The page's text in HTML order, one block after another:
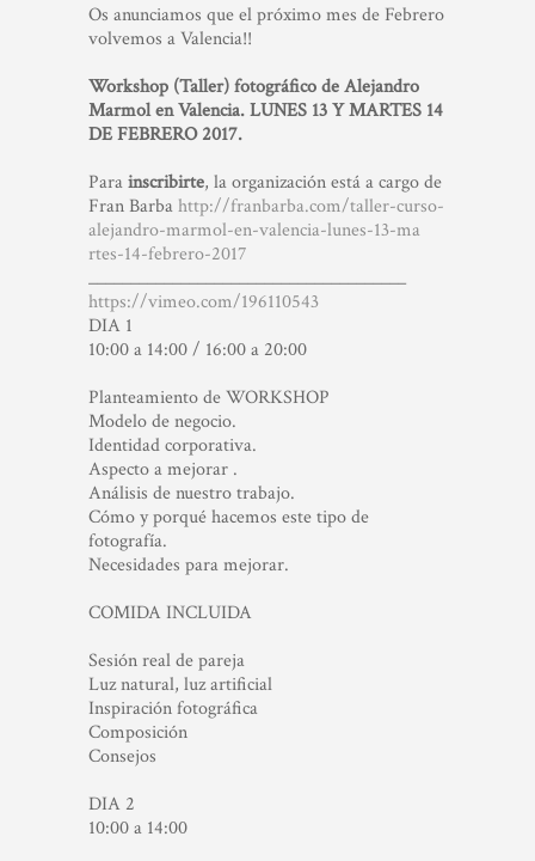
Os anunciamos que el próximo mes de Febrero
volvemos a Valencia!!
Workshop (Taller) fotográfico de Alejandro
Marmol en Valencia. LUNES 13 Y MARTES 14
DE FEBRERO 2017.
Parainscribirte, la organización está a cargo de
Fran Barbahttp://franbarba.com/taller-curso-
alejandro-marmol-en-valencia-lunes-13-ma
rtes-14-febrero-2017
______________________________________
https://vimeo.com/196110543
DIA 1
10:00 a 14:00 / 16:00 a 20:00
Planteamiento de WORKSHOP
Modelo de negocio.
Identidad corporativa.
Aspecto a mejorar .
Análisis de nuestro trabajo.
Cómo y porqué hacemos este tipo de
fotografía.
Necesidades para mejorar.
COMIDA INCLUIDA
Sesión real de pareja
Luz natural, luz artificial
Inspiración fotográfica
Composición
Consejos
DIA 2
10:00 a 14:00